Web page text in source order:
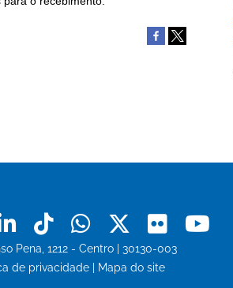
LinkedinTiktokWhatsapp
X Flickr
Pena, 1212 - Centro | 30130-003
de privacidade
Mapa do site